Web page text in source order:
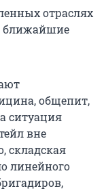
отраслях
ближайшие
общепит,
ситуация
вне
складская
линейного